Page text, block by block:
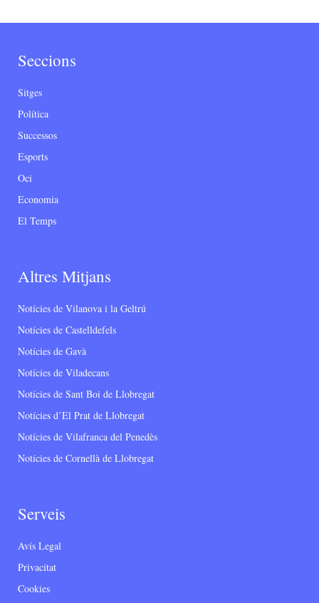
Seccions
Sitges
Política
Successos
Esports
Oci
Economia
El Temps
Altres Mitjans
Notícies de Vilanova i la Geltrú
Notícies de Castelldefels
Notícies de Gavà
Notícies de Viladecans
Notícies de Sant Boi de Llobregat
Notícies d’El Prat de Llobregat
Notícies de Vilafranca del Penedès
Notícies de Cornellà de Llobregat
Serveis
Avís Legal
Privacitat
Cookies